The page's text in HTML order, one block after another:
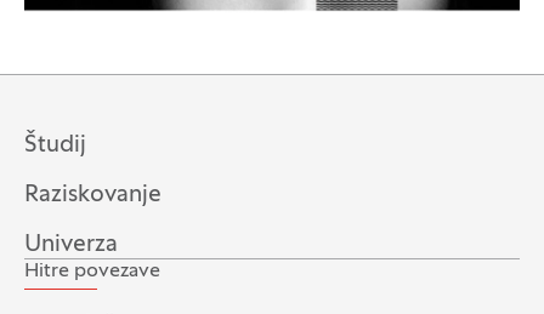
Študij
Raziskovanje
Univerza
Hitre povezave